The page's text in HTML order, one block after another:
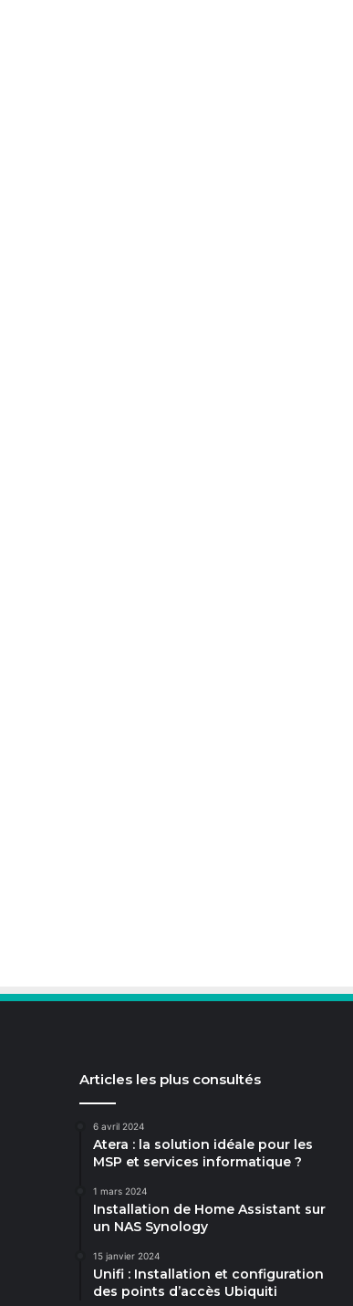
Articles les plus consultés
6 avril 2024
Atera : la solution idéale pour les
MSP et services informatique ?
1 mars 2024
Installation de Home Assistant sur
un NAS Synology
15 janvier 2024
Unifi : Installation et configuration
des points d’accès Ubiquiti